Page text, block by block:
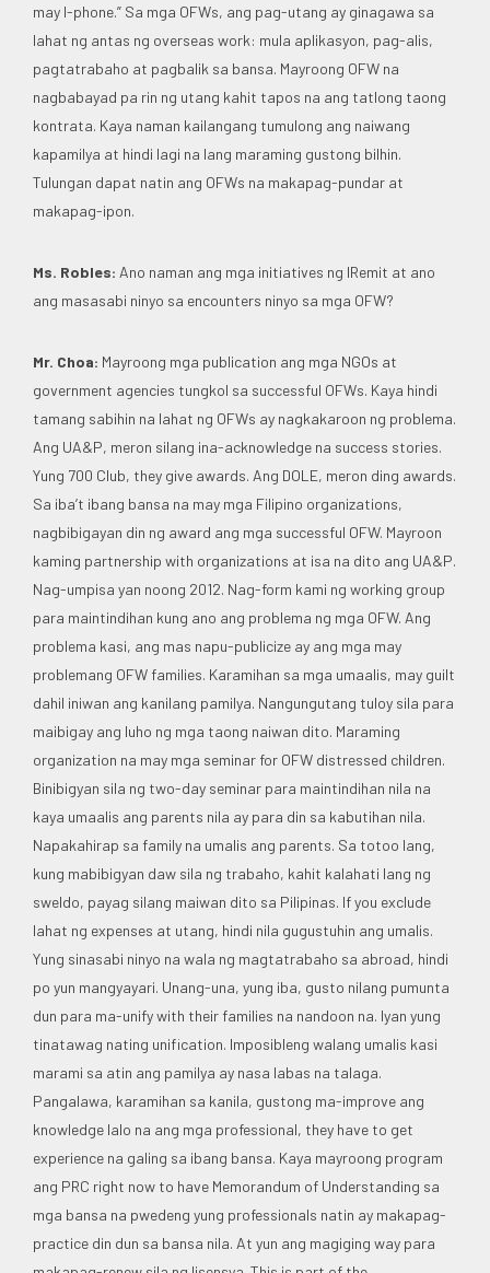
may I-phone.” Sa mga OFWs, ang pag-utang ay ginagawa sa
lahat ng antas ng overseas work: mula aplikasyon, pag-alis,
pagtatrabaho at pagbalik sa bansa. Mayroong OFW na
nagbabayad pa rin ng utang kahit tapos na ang tatlong taong
kontrata. Kaya naman kailangang tumulong ang naiwang
kapamilya at hindi lagi na lang maraming gustong bilhin.
Tulungan dapat natin ang OFWs na makapag-pundar at
makapag-ipon.
Ms. Robles: Ano naman ang mga initiatives ng IRemit at ano
ang masasabi ninyo sa encounters ninyo sa mga OFW?
Mr. Choa: Mayroong mga publication ang mga NGOs at
government agencies tungkol sa successful OFWs. Kaya hindi
tamang sabihin na lahat ng OFWs ay nagkakaroon ng problema.
Ang UA&P, meron silang ina-acknowledge na success stories.
Yung 700 Club, they give awards. Ang DOLE, meron ding awards.
Sa iba’t ibang bansa na may mga Filipino organizations,
nagbibigayan din ng award ang mga successful OFW. Mayroon
kaming partnership with organizations at isa na dito ang UA&P.
Nag-umpisa yan noong 2012. Nag-form kami ng working group
para maintindihan kung ano ang problema ng mga OFW. Ang
problema kasi, ang mas napu-publicize ay ang mga may
problemang OFW families. Karamihan sa mga umaalis, may guilt
dahil iniwan ang kanilang pamilya. Nangungutang tuloy sila para
maibigay ang luho ng mga taong naiwan dito. Maraming
organization na may mga seminar for OFW distressed children.
Binibigyan sila ng two-day seminar para maintindihan nila na
kaya umaalis ang parents nila ay para din sa kabutihan nila.
Napakahirap sa family na umalis ang parents. Sa totoo lang,
kung mabibigyan daw sila ng trabaho, kahit kalahati lang ng
sweldo, payag silang maiwan dito sa Pilipinas. If you exclude
lahat ng expenses at utang, hindi nila gugustuhin ang umalis.
Yung sinasabi ninyo na wala ng magtatrabaho sa abroad, hindi
po yun mangyayari. Unang-una, yung iba, gusto nilang pumunta
dun para ma-unify with their families na nandoon na. Iyan yung
tinatawag nating unification. Imposibleng walang umalis kasi
marami sa atin ang pamilya ay nasa labas na talaga.
Pangalawa, karamihan sa kanila, gustong ma-improve ang
knowledge lalo na ang mga professional, they have to get
experience na galing sa ibang bansa. Kaya mayroong program
ang PRC right now to have Memorandum of Understanding sa
mga bansa na pwedeng yung professionals natin ay makapag-
practice din dun sa bansa nila. At yun ang magiging way para